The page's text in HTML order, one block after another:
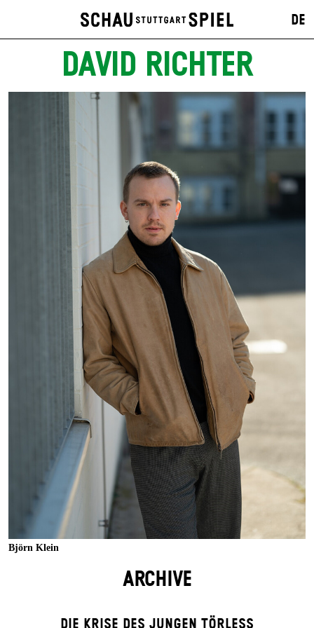
DE
DAVID RICHTER
Björn Klein
ARCHIVE
DIE KRISE DES JUNGEN TÖRLESS